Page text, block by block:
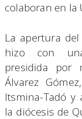
colaboran en la
La apertura
hizo con
presidida por
Álvarez
Itsmina-Tadó y
la diócesis de